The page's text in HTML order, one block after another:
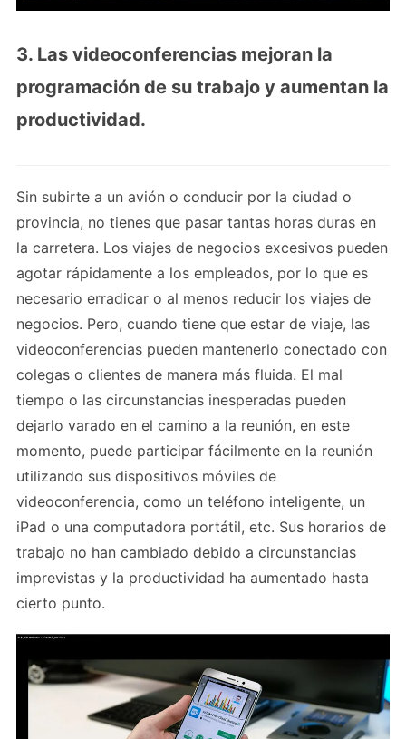
3. Las videoconferencias mejoran la
programación de su trabajo y aumentan la
productividad.
Sin subirte a un avión o conducir por la ciudad o
provincia, no tienes que pasar tantas horas duras en
la carretera. Los viajes de negocios excesivos pueden
agotar rápidamente a los empleados, por lo que es
necesario erradicar o al menos reducir los viajes de
negocios. Pero, cuando tiene que estar de viaje, las
videoconferencias pueden mantenerlo conectado con
colegas o clientes de manera más fluida. El mal
tiempo o las circunstancias inesperadas pueden
dejarlo varado en el camino a la reunión, en este
momento, puede participar fácilmente en la reunión
utilizando sus dispositivos móviles de
videoconferencia, como un teléfono inteligente, un
iPad o una computadora portátil, etc. Sus horarios de
trabajo no han cambiado debido a circunstancias
imprevistas y la productividad ha aumentado hasta
cierto punto.